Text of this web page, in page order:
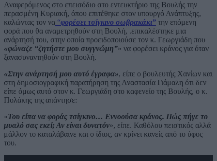
Αναφερόμενος στο επεισόδιο στο εντευκτήριο της Βουλής την
περασμένη Κυριακή, όπου επιτέθηκε στον υπουργό Ανάπτυξης,
καλώντας τον να “φορέσει τσίγκινο σωβρακάκι” την επόμενη
φορά που θα αναμετρηθούν στη Βουλή, .επικαλέστηκε μια
ανάρτησή του, στην οποία προειδοποιούσε τον κ. Γεωργιάδη που
«φώναζε “ζητήστε μου συγγνώμη”» να φορέσει κράνος για όταν
ξανασυναντηθούν στη Βουλή.
«Στην ανάρτησή μου αυτό έγραφα», είπε ο βουλευτής Χανίων και
στη δημοσιογραφική παρατήρηση της Αναστασία Γιάμαλη ότι δεν
είπε όμως αυτό στον κ. Γεωργιάδη στο καφενείο της Βουλής, ο κ.
Πολάκης της απάντησε:
«Του είπα να φοράς τσίγκινο… Εννοούσα κράνος. Πώς πήγε το
μυαλό σας εκεί; Αν είναι δυνατόν», είπε. Καθόλου πειστικός αλλά
μάλλον το καταλάβαινε και ο ίδιος, αν κρίνει κανείς από το ύφος
του.